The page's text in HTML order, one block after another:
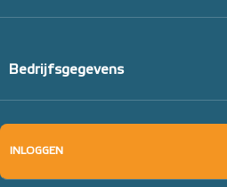
Bedrijfsgegevens
INLOGGEN